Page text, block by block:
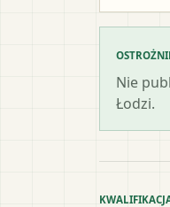
Nie
Łodzi.